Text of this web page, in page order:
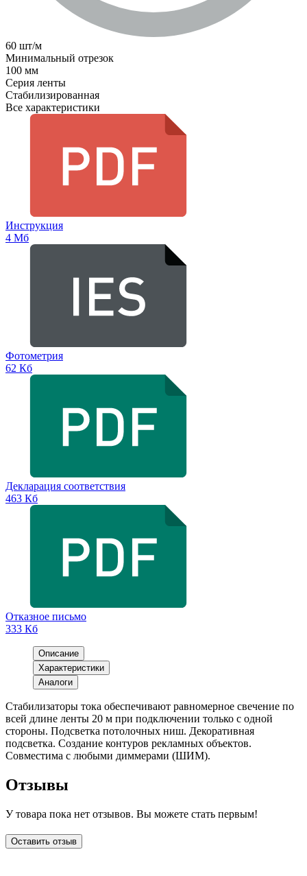
60 шт/м
Минимальный отрезок
100 мм
Серия ленты
Стабилизированная
Все характеристики
Инструкция
4 Мб
Фотометрия
62 Кб
Декларация соответствия
463 Кб
Отказное письмо
333 Кб
Описание
Характеристики
Аналоги
Стабилизаторы тока обеспечивают равномерное свечение по
всей длине ленты 20 м при подключении только с одной
стороны. Подсветка потолочных ниш. Декоративная
подсветка. Создание контуров рекламных объектов.
Совместима с любыми диммерами (ШИМ).
Отзывы
У товара пока нет отзывов. Вы можете стать первым!
Оставить отзыв